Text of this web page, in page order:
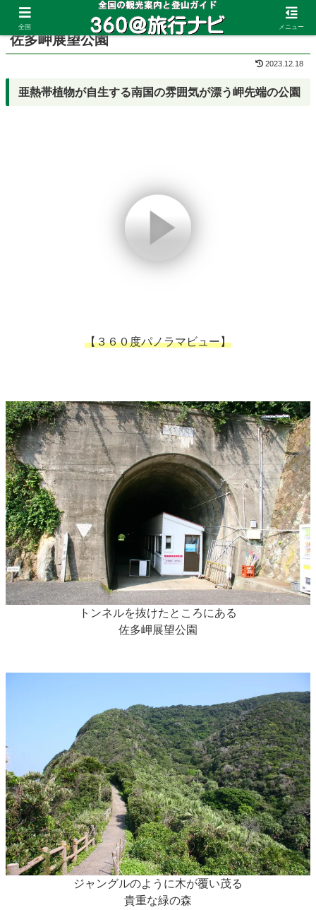
ホーム 鹿児島県 佐多岬
佐多岬展望公園
2023.12.18
亜熱帯植物が自生する南国の雰囲気が漂う岬先端の公園
【３６０度パノラマビュー】
トンネルを抜けたところにある
佐多岬展望公園
ジャングルのように木が覆い茂る
貴重な緑の森
全国 メニュー